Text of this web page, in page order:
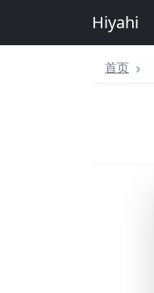
Hiyahi
首页